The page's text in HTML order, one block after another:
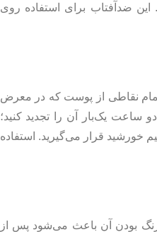
ضدآفتاب برای استفاده روی
قبل از خروج از خانه روی تمام نقاطی از پوست که در معرض
یک‌بار آن را تجدید کنید؛
خورشید قرار می‌گیرید. استفاده
بودن آن باعث می‌شود پس از